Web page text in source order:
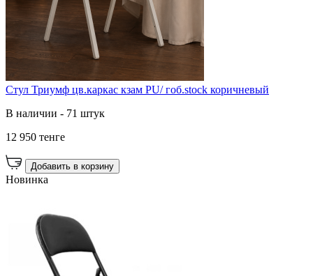
Стул Триумф цв.каркас кзам PU/ гоб.stock коричневый
В наличии - 71 штук
12 950 тенге
Добавить в корзину
Новинка